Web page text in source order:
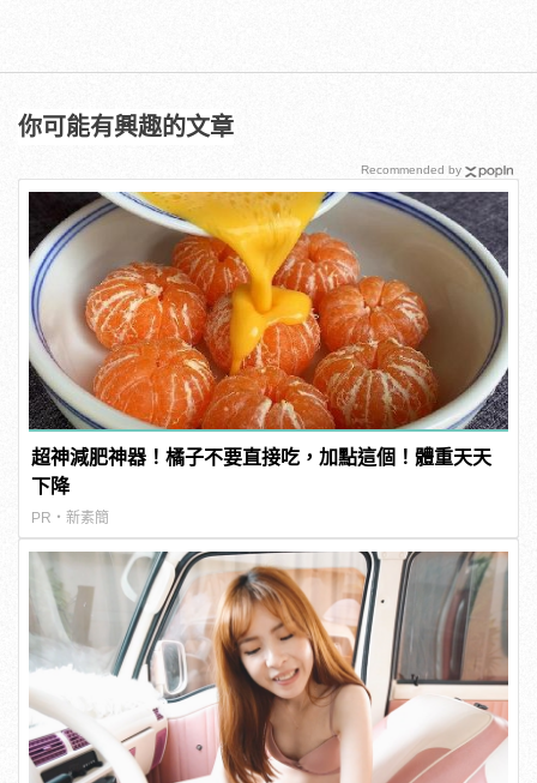
你可能有興趣的文章
超神減肥神器！橘子不要直接吃，加點這個！體重天天
下降
PR・新素簡
Recommended by